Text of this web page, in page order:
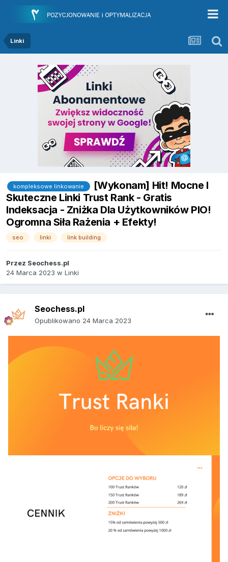
Linki
kompleksowe linkowanie
[Wykonam] Hit! Mocne I
Skuteczne Linki Trust Rank - Gratis
Indeksacja - Zniżka Dla Użytkowników PIO!
Ogromna Siła Rażenia + Efekty!
seo linki link building
Przez Seochess.pl
24 Marca 2023 w Linki
Seochess.pl
Opublikowano 24 Marca 2023